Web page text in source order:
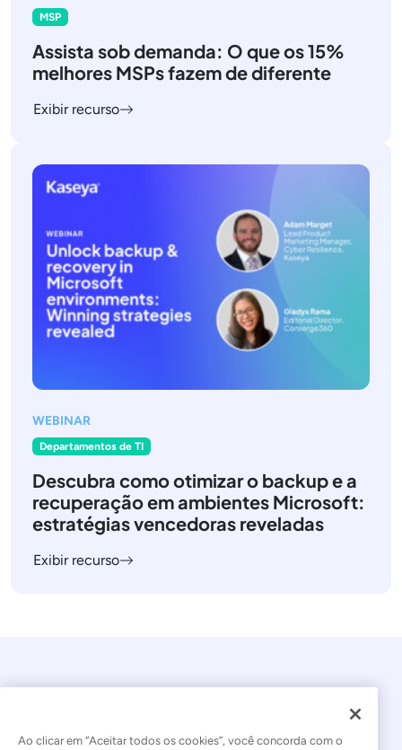
MSP
Assista sob demanda: O que os 15%
melhores MSPs fazem de diferente
Exibir recurso
WEBINAR
Departamentos de TI
Descubra como otimizar o backup e a
recuperação em ambientes Microsoft:
estratégias vencedoras reveladas
Exibir recurso
Ao clicar em “Aceitar todos os cookies”, você concorda com o